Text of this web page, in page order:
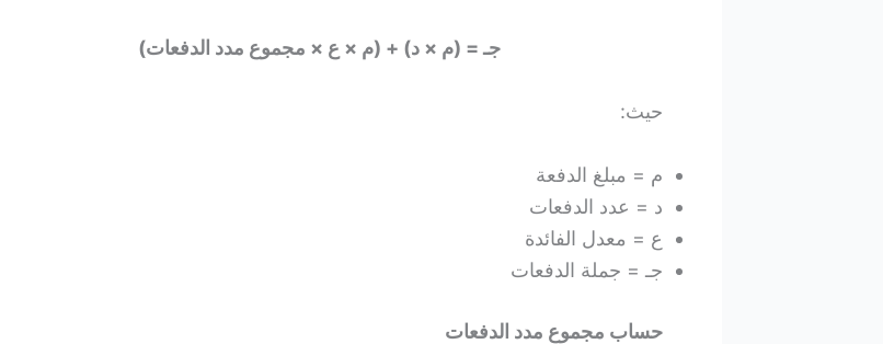
جـ = (م × د) + (م × ع × مجموع مدد الدفعات)
حيث:
م = مبلغ الدفعة
د = عدد الدفعات
ع = معدل الفائدة
جـ = جملة الدفعات
حساب مجموع مدد الدفعات